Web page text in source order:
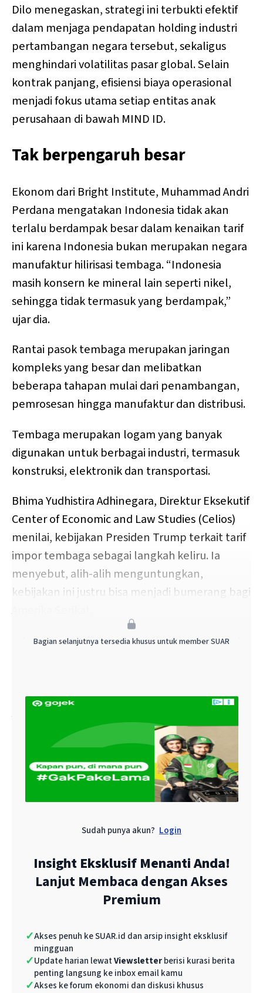
Dilo menegaskan, strategi ini terbukti efektif
dalam menjaga pendapatan holding industri
pertambangan negara tersebut, sekaligus
menghindari volatilitas pasar global. Selain
kontrak panjang, efisiensi biaya operasional
menjadi fokus utama setiap entitas anak
perusahaan di bawah MIND ID.
Tak berpengaruh besar
Ekonom dari Bright Institute, Muhammad Andri
Perdana mengatakan Indonesia tidak akan
terlalu berdampak besar dalam kenaikan tarif
ini karena Indonesia bukan merupakan negara
manufaktur hilirisasi tembaga. “Indonesia
masih konsern ke mineral lain seperti nikel,
sehingga tidak termasuk yang berdampak,”
ujar dia.
Rantai pasok tembaga merupakan jaringan
kompleks yang besar dan melibatkan
beberapa tahapan mulai dari penambangan,
pemrosesan hingga manufaktur dan distribusi.
Tembaga merupakan logam yang banyak
digunakan untuk berbagai industri, termasuk
konstruksi, elektronik dan transportasi.
Bhima Yudhistira Adhinegara, Direktur Eksekutif
Center of Economic and Law Studies (Celios)
menilai, kebijakan Presiden Trump terkait tarif
impor tembaga sebagai langkah keliru. Ia
menyebut, alih-alih menguntungkan,
kebijakan ini justru bisa menjadi bumerang bagi
Karena sekitar 50 persen kebutuhan tembaga
"Langkah ini bisa menjadi kesalahan besar bagi
tembaganya masih bersumber dari impor,"
ungkap Bhima.
Konsekuensinya, sektor industri yang
menggunakan tembaga sebagai bahan baku
yang terus meningkat akan memberikan
memenuhi permintaan tersebut.
Ia menyarankan, Indonesia perlu mengalihkan
lain di luar Amerika Serikat, seperti Tiongkok,
Jepang, dan Korea Selatan, yang selama ini
menjadi pasar utama.
Bagian selanjutnya tersedia khusus untuk member SUAR
Sudah punya akun? Login
Insight Eksklusif Menanti Anda!
Lanjut Membaca dengan Akses
Premium
✓Akses penuh ke SUAR.id dan arsip insight eksklusif
mingguan
✓Update harian lewatViewsletterberisi kurasi berita
penting langsung ke inbox email kamu
✓Akses ke forum ekonomi dan diskusi khusus